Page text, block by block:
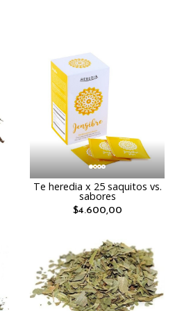
Te heredia x 25 saquitos vs.
sabores
$4.600,00